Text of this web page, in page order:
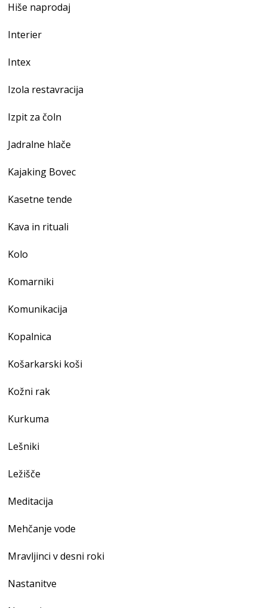
Hiše naprodaj
Interier
Intex
Izola restavracija
Izpit za čoln
Jadralne hlače
Kajaking Bovec
Kasetne tende
Kava in rituali
Kolo
Komarniki
Komunikacija
Kopalnica
Košarkarski koši
Kožni rak
Kurkuma
Lešniki
Ležišče
Meditacija
Mehčanje vode
Mravljinci v desni roki
Nastanitve